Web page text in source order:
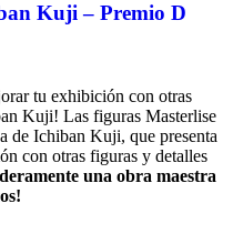
Kuji – Premio D
tu exhibición con otras
Kuji! Las figuras Masterlise
de Ichiban Kuji, que presenta
con otras figuras y detalles
una obra maestra